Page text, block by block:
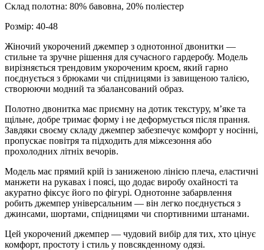
Склад полотна: 80% бавовна, 20% поліестер
Розмір: 40-48
Жіночий укорочений джемпер з однотонної двонитки —
стильне та зручне рішення для сучасного гардеробу. Модель
вирізняється трендовим укороченим кроєм, який гарно
поєднується з брюками чи спідницями із завищеною талією,
створюючи модний та збалансований образ.
Полотно двонитка має приємну на дотик текстуру, м’яке та
щільне, добре тримає форму і не деформується після прання.
Завдяки своєму складу джемпер забезпечує комфорт у носінні,
пропускає повітря та підходить для міжсезоння або
прохолодних літніх вечорів.
Модель має прямий крій із заниженою лінією плеча, еластичні
манжети на рукавах і поясі, що додає виробу охайності та
акуратно фіксує його по фігурі. Однотонне забарвлення
робить джемпер універсальним — він легко поєднується з
джинсами, шортами, спідницями чи спортивними штанами.
Цей укорочений джемпер — чудовий вибір для тих, хто цінує
комфорт, простоту і стиль у повсякденному одязі.